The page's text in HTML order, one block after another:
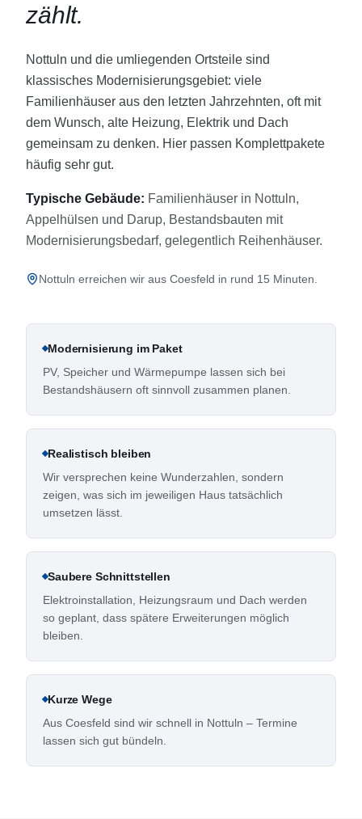
zählt.
Nottuln und die umliegenden Ortsteile sind
klassisches Modernisierungsgebiet: viele
Familienhäuser aus den letzten Jahrzehnten, oft mit
dem Wunsch, alte Heizung, Elektrik und Dach
gemeinsam zu denken. Hier passen Komplettpakete
häufig sehr gut.
Typische Gebäude: Familienhäuser in Nottuln,
Appelhülsen und Darup, Bestandsbauten mit
Modernisierungsbedarf, gelegentlich Reihenhäuser.
Nottuln erreichen wir aus Coesfeld in rund 15 Minuten.
Modernisierung im Paket
PV, Speicher und Wärmepumpe lassen sich bei
Bestandshäusern oft sinnvoll zusammen planen.
Realistisch bleiben
Wir versprechen keine Wunderzahlen, sondern
zeigen, was sich im jeweiligen Haus tatsächlich
umsetzen lässt.
Saubere Schnittstellen
Elektroinstallation, Heizungsraum und Dach werden
so geplant, dass spätere Erweiterungen möglich
bleiben.
Kurze Wege
Aus Coesfeld sind wir schnell in Nottuln – Termine
lassen sich gut bündeln.